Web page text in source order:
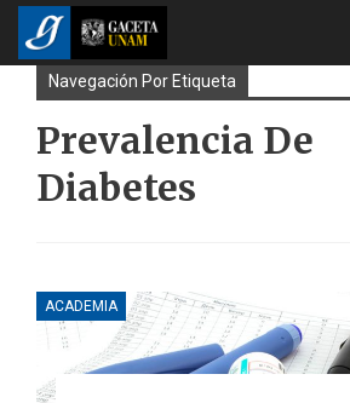
Navegación Por Etiqueta
Prevalencia De
Diabetes
ACADEMIA